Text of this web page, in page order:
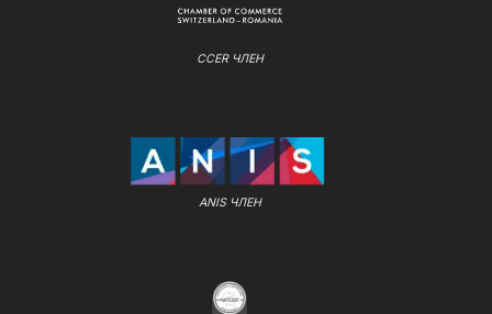
CCER ЧЛЕН
ANIS ЧЛЕН